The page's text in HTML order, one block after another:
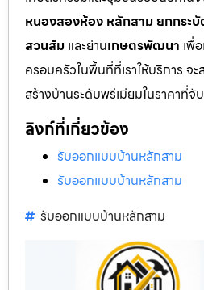
หนองสองห้อง หลักสาม ยกกระบั
สวนส้ม และย่านเกษตรพัฒนา เพื่
ครอบครัวในพื้นที่ที่เราให้บริการ จ
สร้างบ้านระดับพรีเมียมในราคาที่
ลิงก์ที่เกี่ยวข้อง
รับออกแบบบ้านหลักสาม
รับออกแบบบ้านหลักสาม
รับออกแบบบ้านหลักสาม